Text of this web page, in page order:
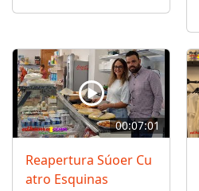
00:07:01
Reapertura Súoer Cu
atro Esquinas